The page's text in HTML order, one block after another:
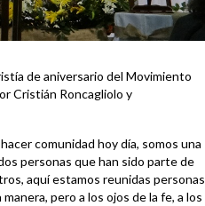
de aniversario del Movimiento
Cristián Roncagliolo y
comunidad hoy día, somos una
personas que han sido parte de
aquí estamos reunidas personas
pero a los ojos de la fe, a los